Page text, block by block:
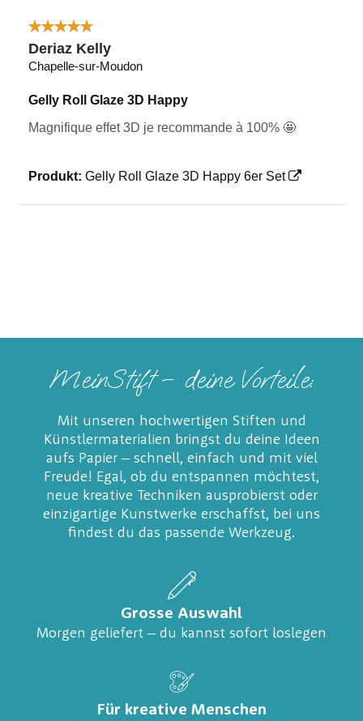
Deriaz Kelly
Chapelle-sur-Moudon
Gelly Roll Glaze 3D Happy
Magnifique effet 3D je recommande à 100% 🤩
Produkt: Gelly Roll Glaze 3D Happy 6er Set
MeinStift – deine Vorteile:
Mit unseren hochwertigen Stiften und
Künstlermaterialien bringst du deine Ideen
aufs Papier – schnell, einfach und mit viel
Freude! Egal, ob du entspannen möchtest,
neue kreative Techniken ausprobierst oder
einzigartige Kunstwerke erschaffst, bei uns
findest du das passende Werkzeug.
Grosse Auswahl
Morgen geliefert – du kannst sofort loslegen
Für kreative Menschen